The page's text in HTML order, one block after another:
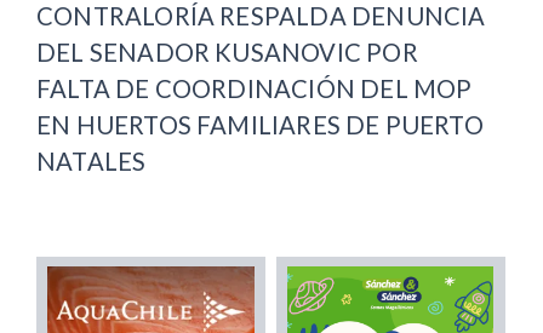
CONTRALORÍA RESPALDA DENUNCIA
DEL SENADOR KUSANOVIC POR
FALTA DE COORDINACIÓN DEL MOP
EN HUERTOS FAMILIARES DE PUERTO
NATALES